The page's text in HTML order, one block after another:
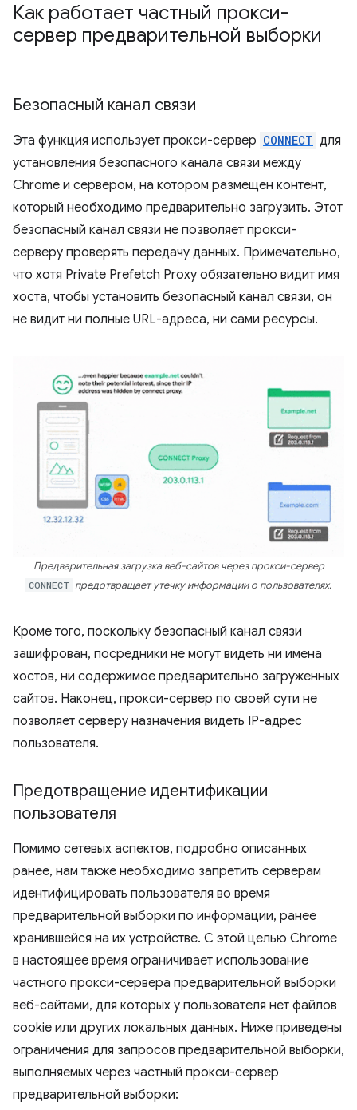
Как работает частный прокси-
сервер предварительной выборки
Безопасный канал связи
Эта функция использует прокси-сервер CONNECT для
установления безопасного канала связи между
Chrome и сервером, на котором размещен контент,
который необходимо предварительно загрузить. Этот
безопасный канал связи не позволяет прокси-
серверу проверять передачу данных. Примечательно,
что хотя Private Prefetch Proxy обязательно видит имя
хоста, чтобы установить безопасный канал связи, он
не видит ни полные URL-адреса, ни сами ресурсы.
Предварительная загрузка веб-сайтов через прокси-сервер
CONNECT предотвращает утечку информации о пользователях.
Кроме того, поскольку безопасный канал связи
зашифрован, посредники не могут видеть ни имена
хостов, ни содержимое предварительно загруженных
сайтов. Наконец, прокси-сервер по своей сути не
позволяет серверу назначения видеть IP-адрес
пользователя.
Предотвращение идентификации
пользователя
Помимо сетевых аспектов, подробно описанных
ранее, нам также необходимо запретить серверам
идентифицировать пользователя во время
предварительной выборки по информации, ранее
хранившейся на их устройстве. С этой целью Chrome
в настоящее время ограничивает использование
частного прокси-сервера предварительной выборки
веб-сайтами, для которых у пользователя нет файлов
cookie или других локальных данных. Ниже приведены
ограничения для запросов предварительной выборки,
выполняемых через частный прокси-сервер
предварительной выборки: